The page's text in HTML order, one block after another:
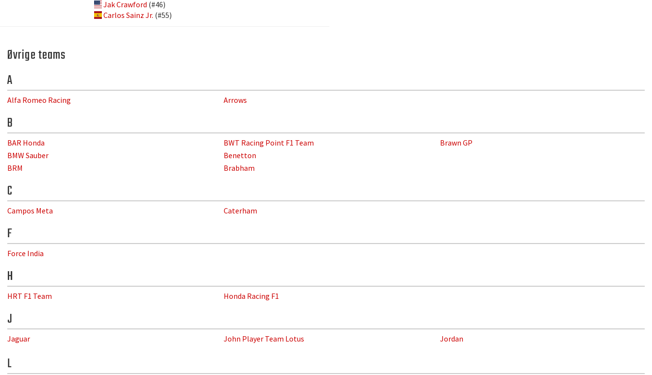
Jak Crawford (#46)
Carlos Sainz Jr. (#55)
Øvrige teams
A
Alfa Romeo Racing Arrows
B
BAR Honda
BMW Sauber
BRM
BWT Racing Point F1 Team
Benetton
Brabham
Brawn GP
C
Campos Meta Caterham
F
Force India
H
HRT F1 Team Honda Racing F1
J
Jaguar John Player Team Lotus Jordan
L